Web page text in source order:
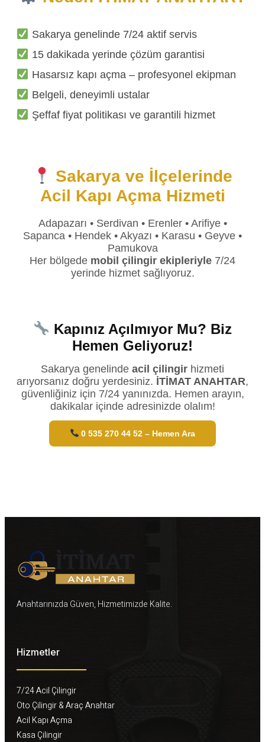
Sakarya genelinde 7/24 aktif servis
15 dakikada yerinde çözüm garantisi
Hasarsız kapı açma – profesyonel ekipman
Belgeli, deneyimli ustalar
Şeffaf fiyat politikası ve garantili hizmet
Sakarya ve İlçelerinde
Acil Kapı Açma Hizmeti
Adapazarı • Serdivan • Erenler • Arifiye •
Sapanca • Hendek • Akyazı • Karasu • Geyve •
Pamukova
Her bölgede mobil çilingir ekipleriyle 7/24
yerinde hizmet sağlıyoruz.
Kapınız Açılmıyor Mu? Biz
Hemen Geliyoruz!
Sakarya genelinde acil çilingir hizmeti
arıyorsanız doğru yerdesiniz. İTİMAT ANAHTAR,
güvenliğiniz için 7/24 yanınızda. Hemen arayın,
dakikalar içinde adresinizde olalım!
0 535 270 44 52 – Hemen Ara
Anahtarınızda Güven, Hizmetimizde Kalite.
Hizmetler
7/24 Acil Çilingir
Oto Çilingir & Araç Anahtar
Acil Kapı Açma
Kasa Çilingir